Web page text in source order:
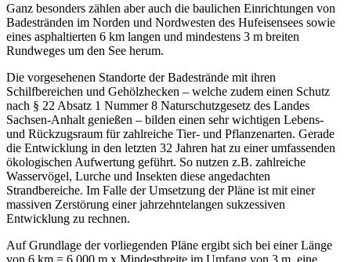
Ganz besonders zählen aber auch die baulichen Einrichtungen von
Badestränden im Norden und Nordwesten des Hufeisensees sowie
eines asphaltierten 6 km langen und mindestens 3 m breiten
Rundweges um den See herum.
Die vorgesehenen Standorte der Badestrände mit ihren
Schilfbereichen und Gehölzhecken – welche zudem einen Schutz
nach § 22 Absatz 1 Nummer 8 Naturschutzgesetz des Landes
Sachsen-Anhalt genießen – bilden einen sehr wichtigen Lebens-
und Rückzugsraum für zahlreiche Tier- und Pflanzenarten. Gerade
die Entwicklung in den letzten 32 Jahren hat zu einer umfassenden
ökologischen Aufwertung geführt. So nutzen z.B. zahlreiche
Wasservögel, Lurche und Insekten diese angedachten
Strandbereiche. Im Falle der Umsetzung der Pläne ist mit einer
massiven Zerstörung einer jahrzehntelangen sukzessiven
Entwicklung zu rechnen.
Auf Grundlage der vorliegenden Pläne ergibt sich bei einer Länge
von 6 km = 6.000 m x Mindestbreite im Umfang von 3 m, eine